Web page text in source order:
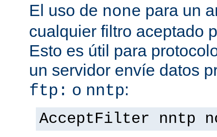
El uso de none para un
cualquier filtro aceptado
Esto es útil para
un servidor envíe datos
ftp: o nntp:
AcceptFilter nntp